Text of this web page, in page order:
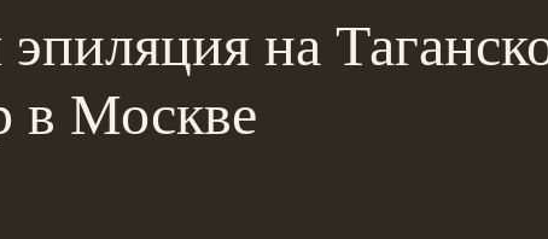
на
в Москве